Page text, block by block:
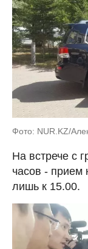
Фото: NUR.KZ/
На встрече с
часов - прием
лишь к 15.00.